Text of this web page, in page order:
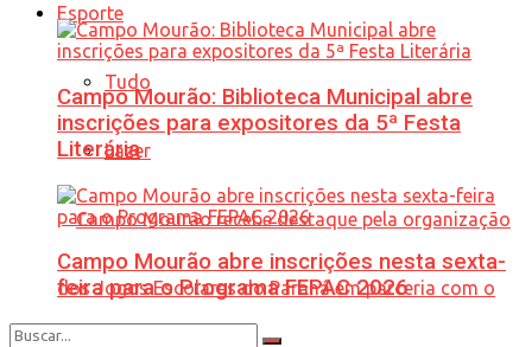
Esporte
Tudo
Lazer
Campo Mourão: Biblioteca Municipal abre
inscrições para expositores da 5ª Festa
Literária
Campo Mourão abre inscrições nesta sexta-
feira para o Programa FEPAC 2026